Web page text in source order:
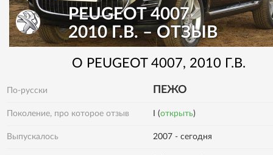
PEUGEOT 4007
2010 Г.В. – ОТЗЫВ
О PEUGEOT 4007, 2010 Г.В.
По-русски ПЕЖО
Поколение, про которое отзыв I (открыть)
Выпускалось 2007 - сегодня